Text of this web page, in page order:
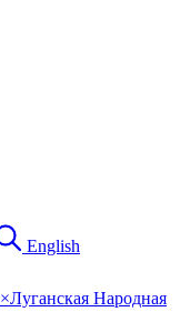
English
×Луганская Народная